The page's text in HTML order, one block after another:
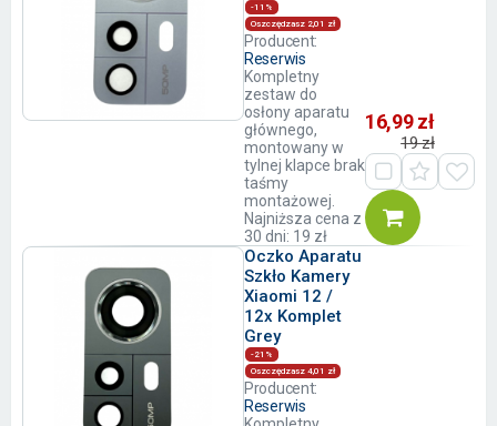
-11%
Oszczędzasz 2,01 zł
Producent:
Reserwis
Kompletny
zestaw do
osłony aparatu
głównego,
montowany w
tylnej klapce brak
taśmy
montażowej.
Najniższa cena z
30 dni: 19 zł
16,99 zł
19 zł
Oczko Aparatu
Szkło Kamery
Xiaomi 12 /
12x Komplet
Grey
-21%
Oszczędzasz 4,01 zł
Producent:
Reserwis